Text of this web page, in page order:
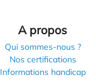
A propos
Qui sommes-nous ?
Nos certifications
Informations handicap